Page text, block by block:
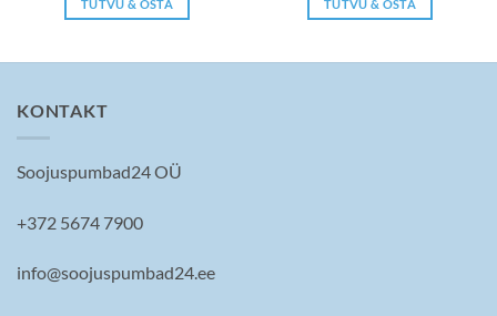
TUTVU & OSTA TUTVU & OSTA
KONTAKT
Soojuspumbad24 OÜ
+372 5674 7900
info@soojuspumbad24.ee